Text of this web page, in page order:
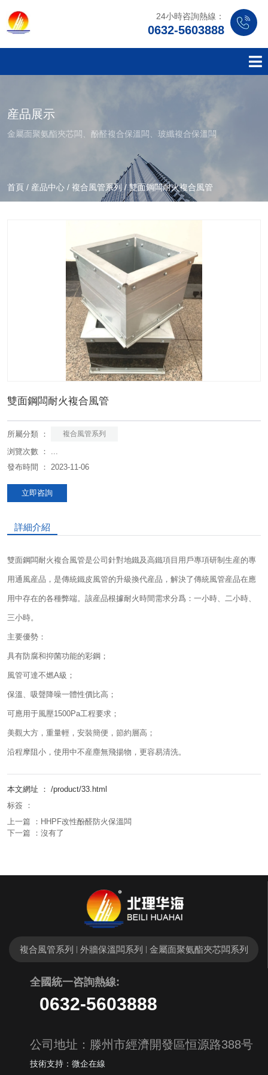
24小時咨詢熱線：
0632-5603888
産品展示
金屬面聚氨酯夾芯闆、酚醛複合保溫闆、玻纖複合保溫闆
首頁 / 産品中心 / 複合風管系列 /雙面鋼闆耐火複合風管
雙面鋼闆耐火複合風管
所屬分類 ： 複合風管系列
浏覽次數 ： ...
發布時間 ： 2023-11-06
立即咨詢
詳細介紹
雙面鋼闆耐火複合風管是公司針對地鐵及高鐵項目用戶專項研制生産的專
用通風産品，是傳統鐵皮風管的升級換代産品，解決了傳統風管産品在應
用中存在的各種弊端。該産品根據耐火時間需求分爲：一小時、二小時、
三小時。
主要優勢：
具有防腐和抑菌功能的彩鋼；
風管可達不燃A級；
保溫、吸聲降噪一體性價比高；
可應用于風壓1500Pa工程要求；
美觀大方，重量輕，安裝簡便，節約層高；
沿程摩阻小，使用中不産塵無飛揚物，更容易清洗。
本文網址 ： /product/33.html
标簽 ：
上一篇 ： HHPF改性酚醛防火保溫闆
下一篇 ： 沒有了
複合風管系列 外牆保溫闆系列 金屬面聚氨酯夾芯闆系列
全國統一咨詢熱線:
0632-5603888
公司地址：滕州市經濟開發區恒源路388号
技術支持：微企在線